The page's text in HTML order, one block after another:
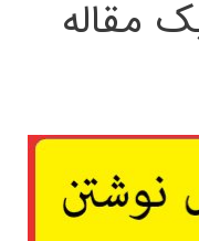
مقاله